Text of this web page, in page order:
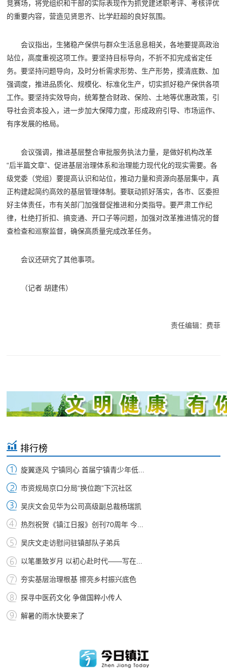
竞赛场，将党组织和干部的实际表现作为抓党建述职考评、考核评优
的重要内容，营造见贤思齐、比学赶超的良好氛围。
会议指出，生猪稳产保供与群众生活息息相关，各地要提高政治
站位，高度重视这项工作。要坚持目标导向，不折不扣完成省定任
务。要坚持问题导向，及时分析需求形势、生产形势，摸清底数、加
强调度，推进品质化、规模化、标准化生产，切实抓好稳产保供各项
工作。要坚持实效导向，统筹整合财政、保险、土地等优惠政策，引
导社会资本投入，进一步加大保障力度，形成政府引导、市场运作、
有序发展的格局。
会议强调，推进基层整合审批服务执法力量，是做好机构改革
“后半篇文章”、促进基层治理体系和治理能力现代化的现实需要。各
级党委（党组）要提高认识和站位，推动力量和资源向基层集中，真
正构建起简约高效的基层管理体制。要联动抓好落实，各市、区委担
好主体责任，市有关部门加强督促推进和分类指导。要严肃工作纪
律，杜绝打折扣、搞变通、开口子等问题，加强对改革推进情况的督
查检查和巡察监督，确保高质量完成改革任务。
会议还研究了其他事项。
（记者 胡建伟）
责任编辑：费菲
排行榜
旋翼逐风 宁镇同心 首届宁镇青少年低...
市资规局京口分局“换位跑”下沉社区
吴庆文会见华为公司高级副总裁杨瑞凯
热烈祝贺《镇江日报》创刊70周年 今...
吴庆文走访慰问驻镇部队子弟兵
以笔墨致岁月 以初心赴时代——写在...
夯实基层治理根基 擦亮乡村振兴底色
探寻中医药文化 争做国粹小传人
解暑的雨水快要来了